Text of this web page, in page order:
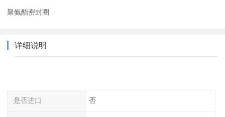
聚氨酯密封圈
详细说明
是否进口 否